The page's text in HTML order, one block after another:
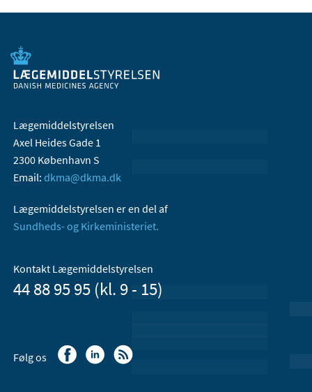
Lægemiddelstyrelsen
Axel Heides Gade 1
2300 København S
Email: dkma@dkma.dk
Lægemiddelstyrelsen er en del af
Sundheds- og Kirkeministeriet.
Kontakt Lægemiddelstyrelsen
44 88 95 95 (kl. 9 - 15)
Følg os